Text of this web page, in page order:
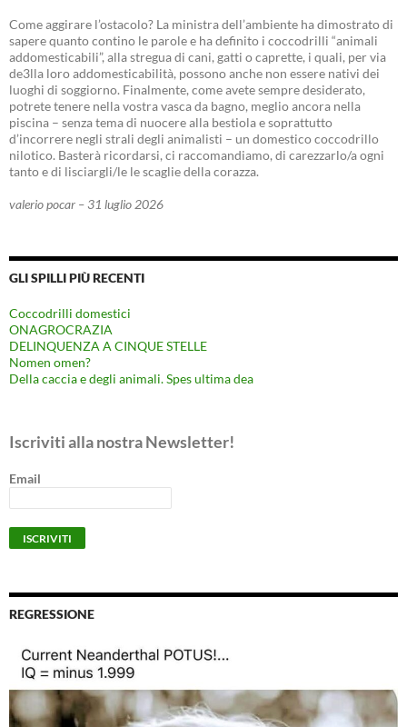
Come aggirare l’ostacolo? La ministra dell’ambiente ha dimostrato di
sapere quanto contino le parole e ha definito i coccodrilli “animali
addomesticabili”, alla stregua di cani, gatti o caprette, i quali, per via
de3lla loro addomesticabilità, possono anche non essere nativi dei
luoghi di soggiorno. Finalmente, come avete sempre desiderato,
potrete tenere nella vostra vasca da bagno, meglio ancora nella
piscina – senza tema di nuocere alla bestiola e soprattutto
d’incorrere negli strali degli animalisti – un domestico coccodrillo
nilotico. Basterà ricordarsi, ci raccomandiamo, di carezzarlo/a ogni
tanto e di lisciargli/le le scaglie della corazza.
valerio pocar – 31 luglio 2026
GLI SPILLI PIÙ RECENTI
Coccodrilli domestici
ONAGROCRAZIA
DELINQUENZA A CINQUE STELLE
Nomen omen?
Della caccia e degli animali. Spes ultima dea
Iscriviti alla nostra Newsletter!
Email
REGRESSIONE